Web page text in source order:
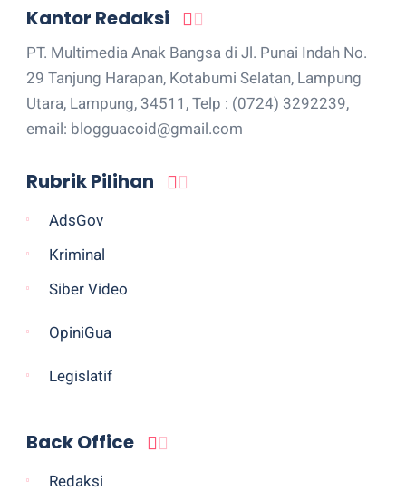
Kantor Redaksi
PT. Multimedia Anak Bangsa di Jl. Punai Indah No.
29 Tanjung Harapan, Kotabumi Selatan, Lampung
Utara, Lampung, 34511, Telp : (0724) 3292239,
email: blogguacoid@gmail.com
Rubrik Pilihan
AdsGov
Kriminal
Siber Video
OpiniGua
Legislatif
Back Office
Redaksi